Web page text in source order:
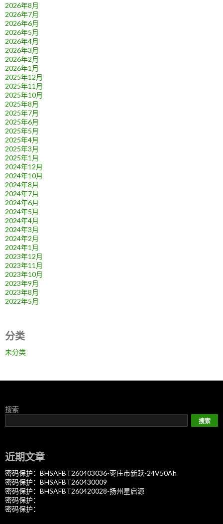
2026年8月
2026年7月
2026年6月
2026年5月
2026年4月
2026年3月
2026年2月
2026年1月
2025年12月
2025年11月
2025年10月
2025年8月
2025年7月
2025年6月
2025年5月
2025年4月
2025年3月
2025年1月
2024年12月
2024年10月
2024年8月
2024年7月
2024年6月
2024年5月
2024年4月
2024年3月
2024年2月
2024年1月
2023年12月
2023年11月
2023年10月
2023年9月
2023年8月
2022年5月
分类
未分类
搜索
搜索
近期文章
密码保护：BHSAFBT260403036-枣庄市新跃-24V50Ah
密码保护：BHSAFBT260430009
密码保护：BHSAFBT260420028-扬州星启源
密码保护：
密码保护：